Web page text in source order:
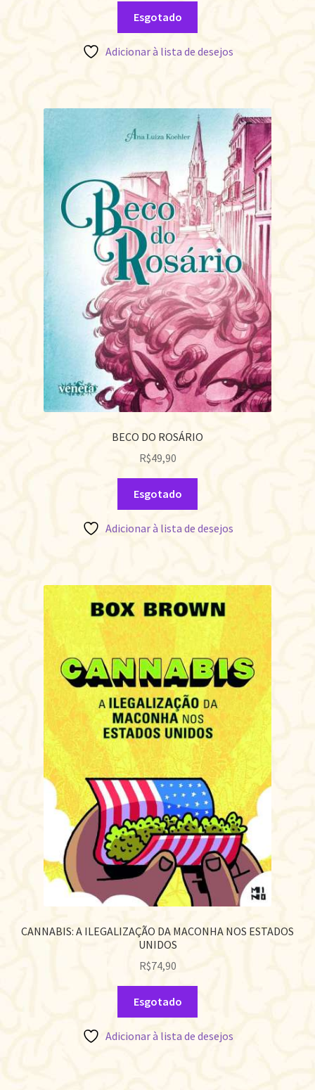
Esgotado
Adicionar à lista de desejos
BECO DO ROSÁRIO
R$49,90
Esgotado
Adicionar à lista de desejos
CANNABIS: A ILEGALIZAÇÃO DA MACONHA NOS ESTADOS
UNIDOS
R$74,90
Esgotado
Adicionar à lista de desejos